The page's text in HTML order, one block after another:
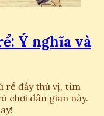
Ý nghĩa và
rể đầy thú vị, tìm
chơi dân gian này.